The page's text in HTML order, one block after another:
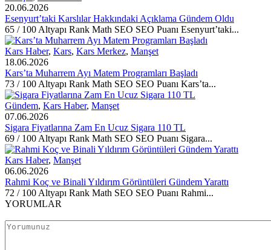
20.06.2026
Esenyurt’taki Karslılar Hakkındaki Açıklama Gündem Oldu
65 / 100 Altyapı Rank Math SEO SEO Puanı Esenyurt’taki...
Kars Haber, Kars, Kars Merkez, Manşet
18.06.2026
Kars’ta Muharrem Ayı Matem Programları Başladı
73 / 100 Altyapı Rank Math SEO SEO Puanı Kars’ta...
Gündem, Kars Haber, Manşet
07.06.2026
Sigara Fiyatlarına Zam En Ucuz Sigara 110 TL
69 / 100 Altyapı Rank Math SEO SEO Puanı Sigara...
Kars Haber, Manşet
06.06.2026
Rahmi Koç ve Binali Yıldırım Görüntüleri Gündem Yarattı
72 / 100 Altyapı Rank Math SEO SEO Puanı Rahmi...
YORUMLAR